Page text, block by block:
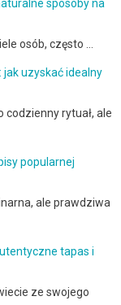
sposoby na
osób, często …
uzyskać idealny
rytuał, ale
popularnej
ale prawdziwa
tapas i
ze swojego